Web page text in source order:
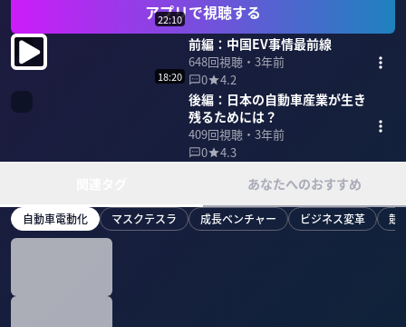
アプリで視聴する
22:10
前編：中国EV事情最前線
648回視聴・ 3年前
0
4.2
18:20
後編：日本の自動車産業が生き
残るためには？
409回視聴・ 3年前
0
4.3
あなたへのおすすめ
自動車電動化 マスクテスラ 成長ベンチャー ビジネス変革 競